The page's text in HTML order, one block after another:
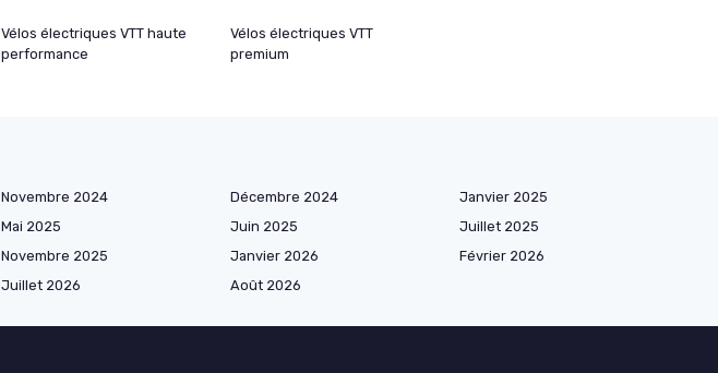
Vélos électriques VTT haute
performance
Vélos électriques VTT
premium
Novembre 2024 Décembre 2024
Janvier 2025
Mai 2025 Juin 2025
Juillet 2025
Novembre 2025 Janvier 2026
Février 2026
Juillet 2026 Août 2026